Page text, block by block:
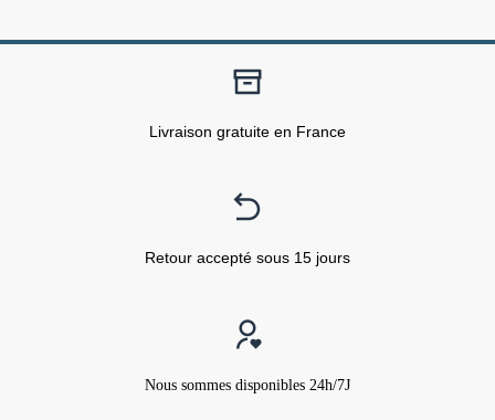
Livraison gratuite en France
Retour accepté sous 15 jours
Nous sommes disponibles 24h/7J